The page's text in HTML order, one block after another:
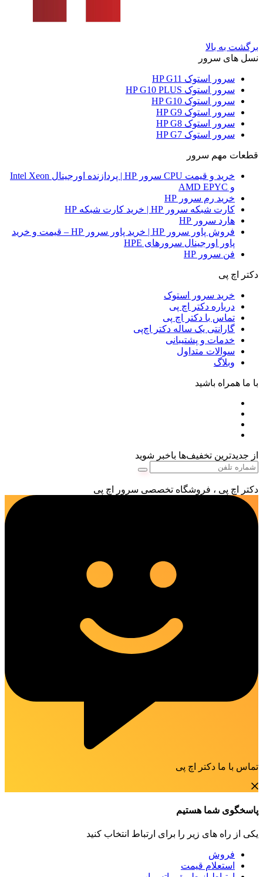
برگشت به بالا
نسل های سرور
سرور استوک HP G11
سرور استوک HP G10 PLUS
سرور استوک HP G10
سرور استوک HP G9
سرور استوک HP G8
سرور استوک HP G7
قطعات مهم سرور
خرید و قیمت CPU سرور HP | پردازنده اورجینال Intel Xeon
و AMD EPYC
خرید رم سرور HP
کارت شبکه سرور HP | خرید کارت شبکه HP
هارد سرور HP
فروش پاور سرور HP | خرید پاور سرور HP – قیمت و خرید
پاور اورجینال سرورهای HPE
فن سرور HP
دکتر اچ پی
خرید سرور استوک
درباره دکتر اچ پی
تماس با دکتر اچ پی
گارانتی یک ساله دکتر اچ‌پی
خدمات و پشتیبانی
سوالات متداول
وبلاگ
با ما همراه باشید
از جدیدترین تخفیف‌ها باخبر شوید
دکتر اچ پی ، فروشگاه تخصصی سرور اچ پی
تماس با ما دکتر اچ پی
پاسخگوی شما هستیم
یکی از راه های زیر را برای ارتباط انتخاب کنید
فروش
استعلام قیمت